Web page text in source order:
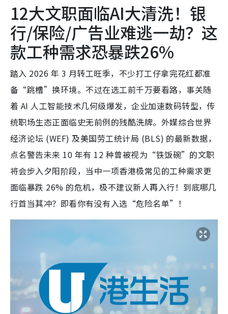
12大文职面临AI大清洗！银
行/保险/广告业难逃一劫？这
款工种需求恐暴跌26%
踏入 2026 年 3 月转工旺季，不少打工仔拿完花红都准
备“跳槽”换环境。不过在选工前千万要看路，事关随
着 AI 人工智能技术几何级爆发，企业加速数码转型，传
统职场生态正面临史无前例的残酷洗牌。外媒综合世界
经济论坛 (WEF) 及美国劳工统计局 (BLS) 的最新数据，
点名警告未来 10 年有 12 种曾被视为“铁饭碗”的文职
将会步入夕阳阶段，当中一项香港极常见的工种需求更
面临暴跌 26% 的危机，极不建议新人再入行！到底哪几
行首当其冲？即看你有没有入选“危险名单”！